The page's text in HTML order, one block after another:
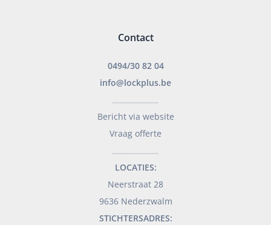
Contact
0494/30 82 04
info@lockplus.be
Bericht via website
Vraag offerte
LOCATIES:
Neerstraat 28
9636 Nederzwalm
STICHTERSADRES: